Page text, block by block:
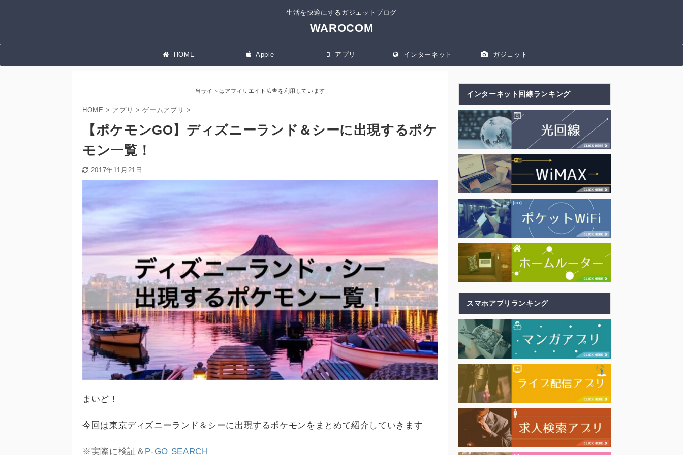
生活を快適にするガジェットブログ
WAROCOM
HOME Apple アプリ インターネット ガジェット
当サイトはアフィリエイト広告を利用しています
HOME > アプリ > ゲームアプリ >
【ポケモンGO】ディズニーランド＆シーに出現するポケ
モン一覧！
2017年11月21日
まいど！
今回は東京ディズニーランド＆シーに出現するポケモンをまとめて紹介していきます
※実際に検証＆ P-GO SEARCH
インターネット回線ランキング
スマホアプリランキング